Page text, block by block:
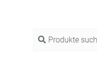
Suche
nach:
SUCHE